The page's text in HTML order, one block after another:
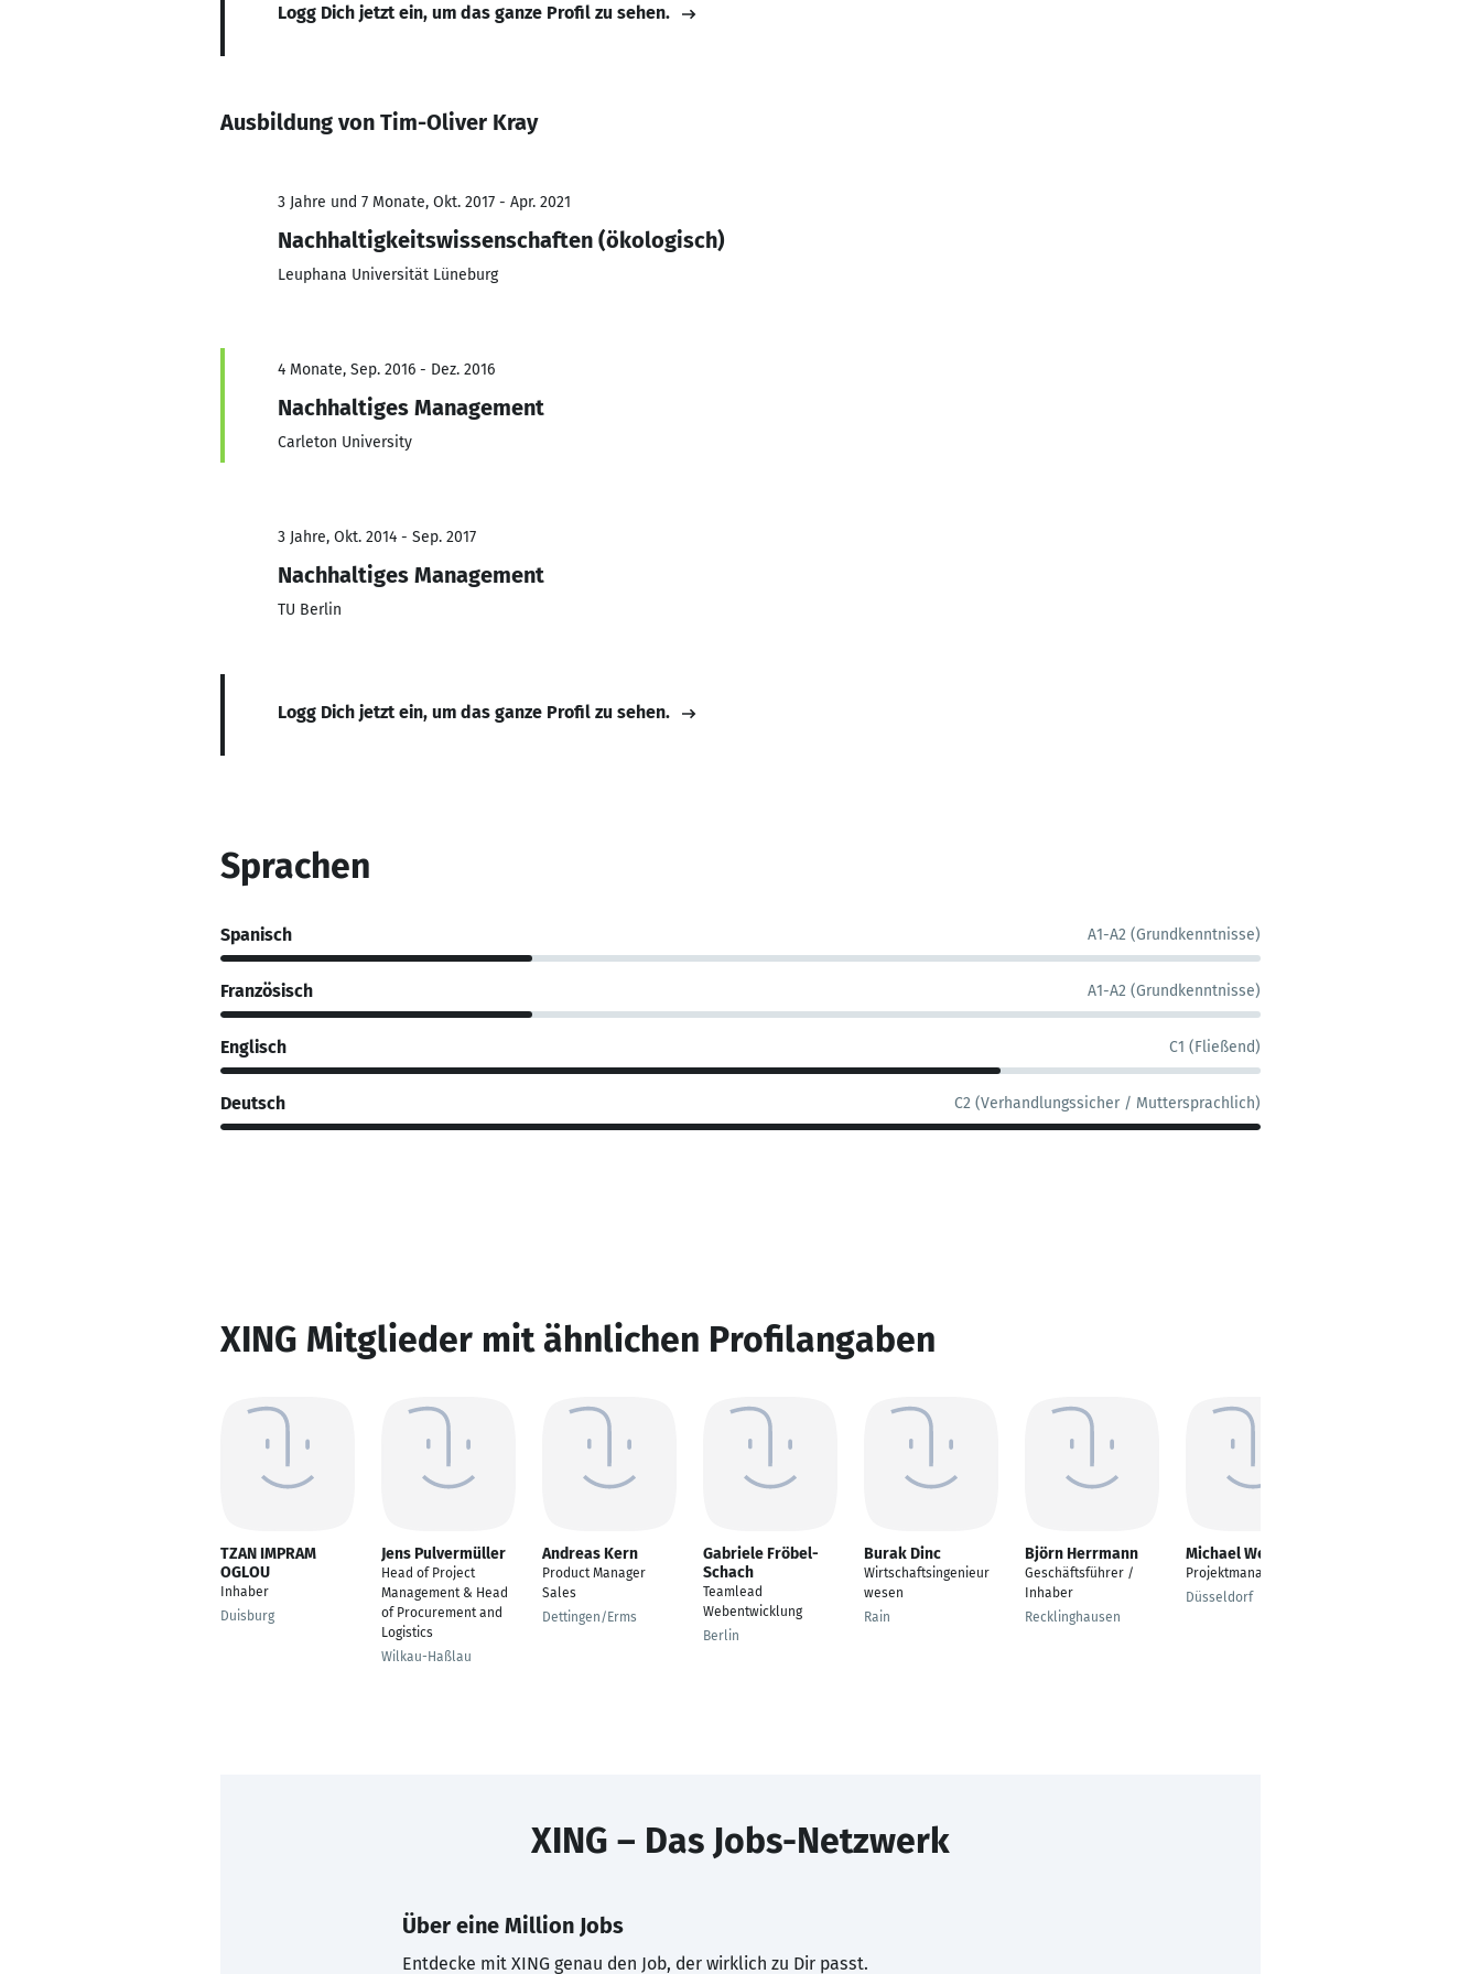
Logg Dich jetzt ein, um das ganze Profil zu sehen.
Ausbildung von Tim-Oliver Kray
3 Jahre und 7 Monate, Okt. 2017 - Apr. 2021
Nachhaltigkeitswissenschaften (ökologisch)
Leuphana Universität Lüneburg
4 Monate, Sep. 2016 - Dez. 2016
Nachhaltiges Management
Carleton University
3 Jahre, Okt. 2014 - Sep. 2017
Nachhaltiges Management
TU Berlin
Logg Dich jetzt ein, um das ganze Profil zu sehen.
Sprachen
Spanisch A1-A2 (Grundkenntnisse)
Französisch A1-A2 (Grundkenntnisse)
Englisch C1 (Fließend)
Deutsch C2 (Verhandlungssicher / Muttersprachlich)
XING Mitglieder mit ähnlichen Profilangaben
TZAN IMPRAM
OGLOU
Inhaber
Duisburg
Jens Pulvermüller
Head of Project
Management & Head
of Procurement and
Logistics
Wilkau-Haßlau
Andreas Kern
Product Manager
Sales
Dettingen/Erms
Gabriele Fröbel-
Schach
Teamlead
Webentwicklung
Berlin
Burak Dinc
Wirtschaftsingenieur
wesen
Rain
Björn Herrmann
Geschäftsführer /
Inhaber
Recklinghausen
Michael Weigelt
Projektmanager
Düsseldorf
XING – Das Jobs-Netzwerk
Über eine Million Jobs
Entdecke mit XING genau den Job, der wirklich zu Dir passt.